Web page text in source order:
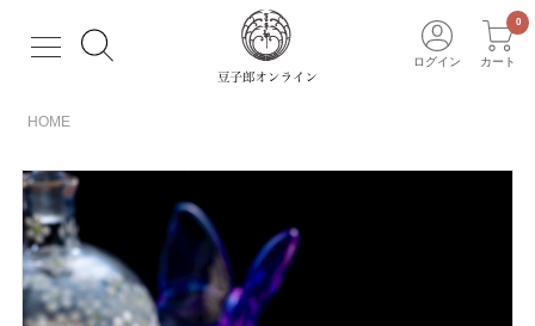
ログイン カート
HOME